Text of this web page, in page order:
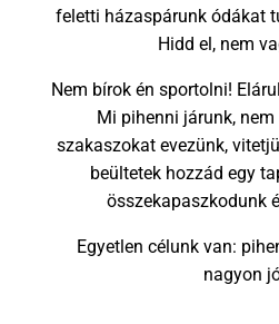
feletti házaspárunk ódákat
Hidd el, nem
Nem bírok én sportolni!
Mi pihenni járunk,
szakaszokat evezünk,
beültetek hozzád egy
összekapaszkodunk
Egyetlen célunk van:
nagyon